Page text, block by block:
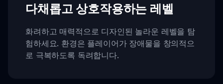
다채롭고 상호작용하는 레벨
화려하고 매력적으로 디자인된 놀라운 레벨을 탐
험하세요. 환경은 플레이어가 장애물을 창의적으
로 극복하도록 독려합니다.